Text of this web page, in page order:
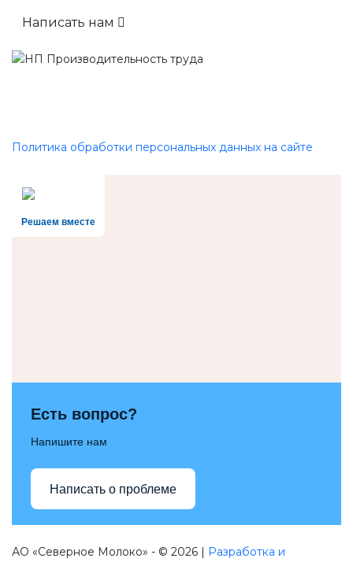
Написать нам
Политика обработки персональных данных на сайте
Решаем вместе
Есть вопрос?
Напишите нам
Написать о проблеме
АО «Северное Молоко» - © 2026 | Разработка и